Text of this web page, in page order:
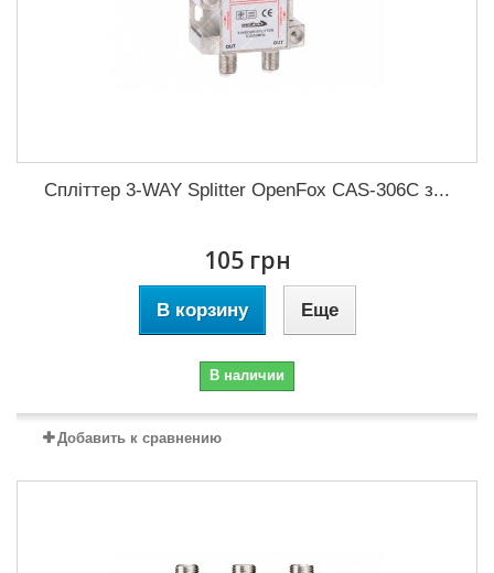
Спліттер 3-WAY Splitter OpenFox CAS-306C з...
105 грн
В корзину Еще
В наличии
Добавить к сравнению